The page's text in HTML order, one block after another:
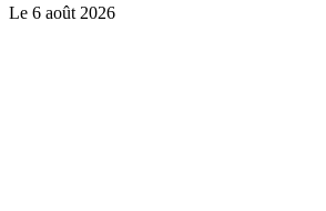
Le 6 août 2026